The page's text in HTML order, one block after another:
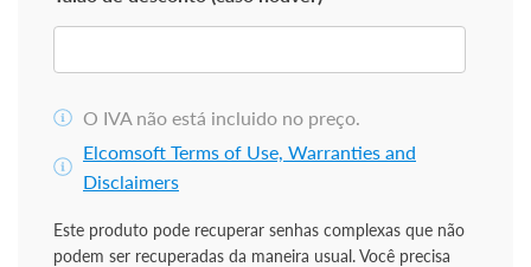
O IVA não está incluido no preço.
Elcomsoft Terms of Use, Warranties and
Disclaimers
Este produto pode recuperar senhas complexas que não
podem ser recuperadas da maneira usual. Você precisa